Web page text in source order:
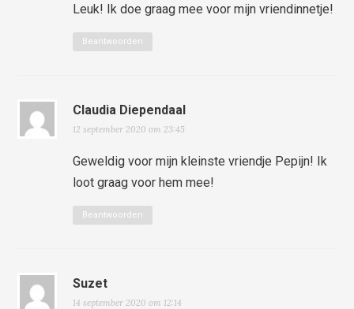
Leuk! Ik doe graag mee voor mijn vriendinnetje!
Beantwoorden
Claudia Diependaal
12 september 2020 om 23:45
Geweldig voor mijn kleinste vriendje Pepijn! Ik
loot graag voor hem mee!
Beantwoorden
Suzet
14 september 2020 om 12:14